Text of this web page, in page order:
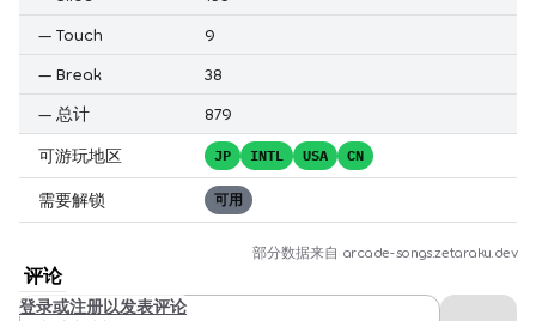
— Touch
9
— Break
38
— 总计 879
可游玩地区 JP INTL USA CN
需要解锁 可用
部分数据来自 arcade-songs.zetaraku.dev
评论
登录或注册以发表评论